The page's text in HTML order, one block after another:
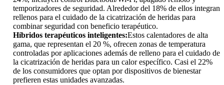
temporizadores de seguridad. Alrededor del 18% de ellos integran
rellenos para el cuidado de la cicatrización de heridas para
combinar seguridad con beneficio terapéutico.
Híbridos terapéuticos inteligentes:Estos calentadores de alta
gama, que representan el 20 %, ofrecen zonas de temperatura
controladas por aplicaciones además de relleno para el cuidado de
la cicatrización de heridas para un calor específico. Casi el 22%
de los consumidores que optan por dispositivos de bienestar
prefieren estas unidades avanzadas.